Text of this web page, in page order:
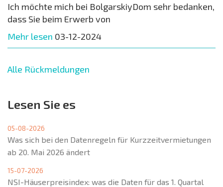
Ich möchte mich bei BolgarskiyDom sehr bedanken,
dass Sie beim Erwerb von
Mehr lesen 03-12-2024
Alle Rückmeldungen
Lesen Sie es
05-08-2026
Was sich bei den Datenregeln für Kurzzeitvermietungen
ab 20. Mai 2026 ändert
15-07-2026
NSI-Häuserpreisindex: was die Daten für das 1. Quartal